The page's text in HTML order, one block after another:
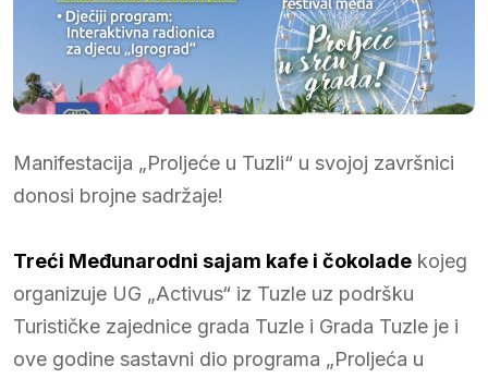
Manifestacija „Proljeće u Tuzli“ u svojoj završnici
donosi brojne sadržaje!
Treći Međunarodni sajam kafe i čokolade kojeg
organizuje UG „Activus“ iz Tuzle uz podršku
Turističke zajednice grada Tuzle i Grada Tuzle je i
ove godine sastavni dio programa „Proljeća u